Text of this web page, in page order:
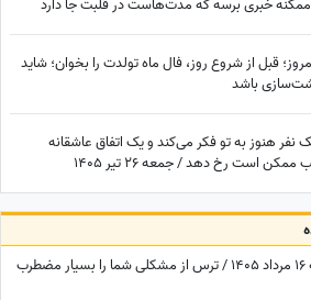
خبری برسه که مدت‌هاست در قلبت جا دارد
قبل از شروع روز، فال ماه تولدت را بخوان؛ شاید
باشد
نفر هنوز به تو فکر می‌کند و یک اتفاق عاشقانه
است رخ دهد / جمعه 26 تیر 1405
فال شمع روزانه امروز جمعه 16 مرداد 1405 / ترس از مشکلی شما را بسیار مضطرب